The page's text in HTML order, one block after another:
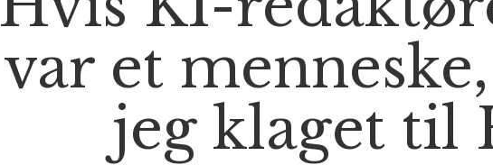
var et
jeg klaget til